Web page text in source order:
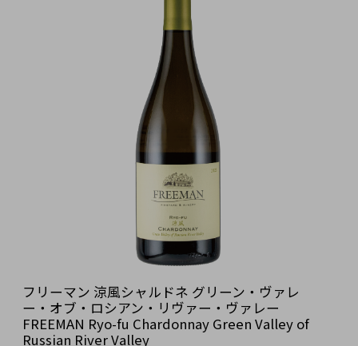
フリーマン 涼風シャルドネ グリーン・ヴァレ
ー・オブ・ロシアン・リヴァー・ヴァレー
FREEMAN Ryo-fu Chardonnay Green Valley of
Russian River Valley